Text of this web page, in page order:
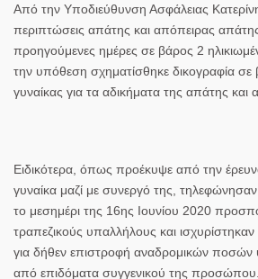
Από την Υποδιεύθυνση Ασφάλειας
περιπτώσεις απάτης και απόπειρας
προηγούμενες ημέρες σε βάρος 2
την υπόθεση σχηματίσθηκε δικογραφία
γυναίκας για τα αδικήματα της απάτης και
Ειδικότερα, όπως προέκυψε από την
γυναίκα μαζί με συνεργό της,
το μεσημέρι της 16ης Ιουνίου 2020
τραπεζικούς υπαλλήλους και
για δήθεν επιστροφή αναδρομικών
από επιδόματα συγγενικού της προσώπου.